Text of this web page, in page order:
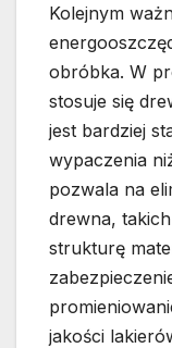
Kolejnym
obróbka. W
stosuje się
jest bardziej
wypaczenia
pozwala na
drewna,
strukturę
jakości